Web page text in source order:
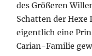
des Größeren
Schatten der Hexe
eigentlich eine
Carian-Familie